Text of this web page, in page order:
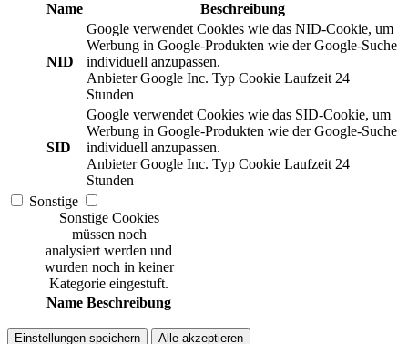
Name
Beschreibung
NID
Google verwendet Cookies wie das NID-Cookie, um
Werbung in Google-Produkten wie der Google-Suche
individuell anzupassen.
Anbieter Google Inc. Typ Cookie Laufzeit 24
Stunden
SID
Google verwendet Cookies wie das SID-Cookie, um
Werbung in Google-Produkten wie der Google-Suche
individuell anzupassen.
Anbieter Google Inc. Typ Cookie Laufzeit 24
Stunden
Sonstige
Sonstige Cookies
müssen noch
analysiert werden und
wurden noch in keiner
Kategorie eingestuft.
Name Beschreibung
Einstellungen speichern Alle akzeptieren